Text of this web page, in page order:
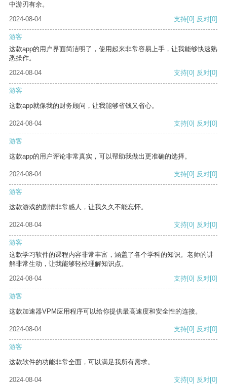
中游刃有余。
2024-08-04
支持[0] 反对[0]
游客
这款app的用户界面简洁明了，使用起来非常容易上手，让我能够快速熟
悉操作。
2024-08-04
支持[0] 反对[0]
游客
这款app就像我的财务顾问，让我能够省钱又省心。
2024-08-04 支持[0] 反对[0]
游客
这款app的用户评论非常真实，可以帮助我做出更准确的选择。
2024-08-04 支持[0] 反对[0]
游客
这款游戏的剧情非常感人，让我久久不能忘怀。
2024-08-04 支持[0] 反对[0]
游客
这款学习软件的课程内容非常丰富，涵盖了各个学科的知识。老师的讲
解非常生动，让我能够轻松理解知识点。
2024-08-04
支持[0] 反对[0]
游客
这款加速器VPM应用程序可以给你提供最高速度和安全性的连接。
2024-08-04 支持[0] 反对[0]
游客
这款软件的功能非常全面，可以满足我所有需求。
2024-08-04 支持[0] 反对[0]